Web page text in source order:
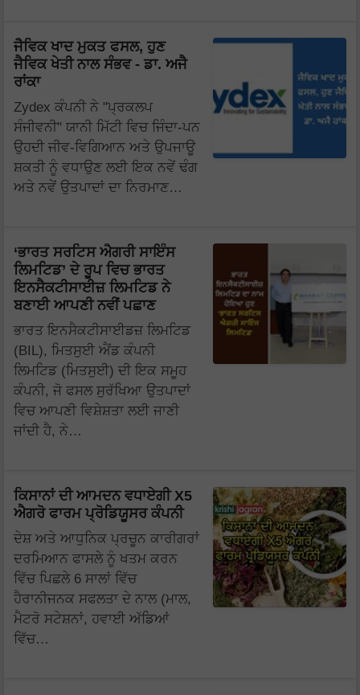
ਜੈਵਿਕ ਖਾਦ ਮੁਕਤ ਫਸਲ, ਹੁਣ
ਜੈਵਿਕ ਖੇਤੀ ਨਾਲ ਸੰਭਵ - ਡਾ. ਅਜੈ
ਰਾਂਕਾ
Zydex ਕੰਪਨੀ ਨੇ "ਪ੍ਰਕਲਪ
ਸੰਜੀਵਨੀ" ਯਾਨੀ ਮਿੱਟੀ ਵਿਚ ਜਿੰਦਾ-ਪਨ
ਉਹਦੀ ਜੀਵ-ਵਿਗਿਆਨ ਅਤੇ ਉਪਜਾਊ
ਸ਼ਕਤੀ ਨੂੰ ਵਧਾਉਣ ਲਈ ਇਕ ਨਵੇਂ ਢੰਗ
ਅਤੇ ਨਵੇਂ ਉਤਪਾਦਾਂ ਦਾ ਨਿਰਮਾਣ…
‘ਭਾਰਤ ਸਰਟਿਸ ਐਗਰੀ ਸਾਇੰਸ
ਲਿਮਟਿਡ’ ਦੇ ਰੂਪ ਵਿਚ ਭਾਰਤ
ਇਨਸੈਕਟੀਸਾਈਜ਼ ਲਿਮਟਿਡ ਨੇ
ਬਣਾਈ ਆਪਣੀ ਨਵੀਂ ਪਛਾਣ
ਭਾਰਤ ਇਨਸੈਕਟੀਸਾਈਡਜ਼ ਲਿਮਟਿਡ
(BIL), ਮਿਤਸੁਈ ਐਂਡ ਕੰਪਨੀ
ਲਿਮਟਿਡ (ਮਿਤਸੁਈ) ਦੀ ਇਕ ਸਮੂਹ
ਕੰਪਨੀ, ਜੋ ਫਸਲ ਸੁਰੱਖਿਆ ਉਤਪਾਦਾਂ
ਵਿਚ ਆਪਣੀ ਵਿਸ਼ੇਸ਼ਤਾ ਲਈ ਜਾਣੀ
ਜਾਂਦੀ ਹੈ, ਨੇ…
ਕਿਸਾਨਾਂ ਦੀ ਆਮਦਨ ਵਧਾਏਗੀ X5
ਐਗਰੋ ਫਾਰਮ ਪ੍ਰੋਡਿਯੂਸਰ ਕੰਪਨੀ
ਦੇਸ਼ ਅਤੇ ਆਧੁਨਿਕ ਪ੍ਰਚੂਨ ਕਾਰੀਗਰਾਂ
ਦਰਮਿਆਨ ਫਾਸਲੇ ਨੂੰ ਖਤਮ ਕਰਨ
ਵਿੱਚ ਪਿਛਲੇ 6 ਸਾਲਾਂ ਵਿੱਚ
ਹੈਰਾਨੀਜਨਕ ਸਫਲਤਾ ਦੇ ਨਾਲ (ਮਾਲ,
ਮੈਟਰੋ ਸਟੇਸ਼ਨਾਂ, ਹਵਾਈ ਅੱਡਿਆਂ
ਵਿੱਚ…